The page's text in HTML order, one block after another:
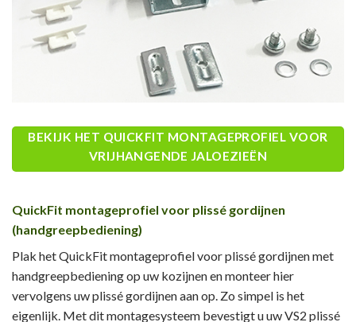
BEKIJK HET QUICKFIT MONTAGEPROFIEL VOOR
VRIJHANGENDE JALOEZIEËN
QuickFit montageprofiel voor plissé gordijnen
(handgreepbediening)
Plak het QuickFit montageprofiel voor plissé gordijnen met
handgreepbediening op uw kozijnen en monteer hier
vervolgens uw plissé gordijnen aan op. Zo simpel is het
eigenlijk. Met dit montagesysteem bevestigt u uw VS2 plissé